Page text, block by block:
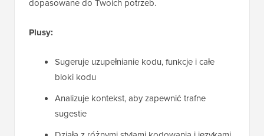
dopasowane do Twoich potrzeb.
Plusy:
Sugeruje uzupełnianie kodu, funkcje i całe
bloki kodu
Analizuje kontekst, aby zapewnić trafne
sugestie